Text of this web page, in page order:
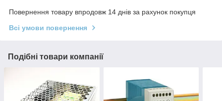
Повернення товару впродовж 14 днів за рахунок покупця
Всі умови повернення
Подібні товари компанії